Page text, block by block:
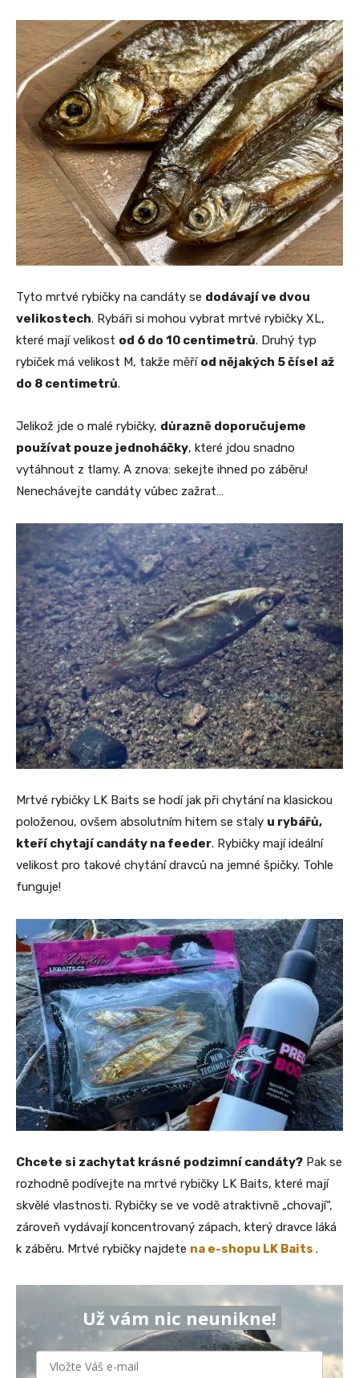
Tyto mrtvé rybičky na candáty se dodávají ve dvou
velikostech. Rybáři si mohou vybrat mrtvé rybičky XL,
které mají velikost od 6 do 10 centimetrů. Druhý typ
rybiček má velikost M, takže měří od nějakých 5 čísel až
do 8 centimetrů.
Jelikož jde o malé rybičky, důrazně doporučujeme
používat pouze jednoháčky, které jdou snadno
vytáhnout z tlamy. A znova: sekejte ihned po záběru!
Nenechávejte candáty vůbec zažrat…
Mrtvé rybičky LK Baits se hodí jak při chytání na klasickou
položenou, ovšem absolutním hitem se staly u rybářů,
kteří chytají candáty na feeder. Rybičky mají ideální
velikost pro takové chytání dravců na jemné špičky. Tohle
funguje!
Chcete si zachytat krásné podzimní candáty? Pak se
rozhodně podívejte na mrtvé rybičky LK Baits, které mají
skvělé vlastnosti. Rybičky se ve vodě atraktivně „chovají“,
zároveň vydávají koncentrovaný zápach, který dravce láká
k záběru. Mrtvé rybičky najdete na e-shopu LK Baits .
Už vám nic neunikne!